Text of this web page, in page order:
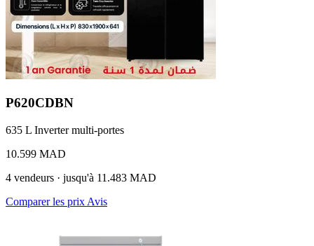
P620CDBN
635 L Inverter multi-portes
10.599 MAD
4 vendeurs · jusqu'à 11.483 MAD
Comparer les prix Avis